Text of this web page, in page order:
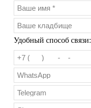
Удобный способ связи: